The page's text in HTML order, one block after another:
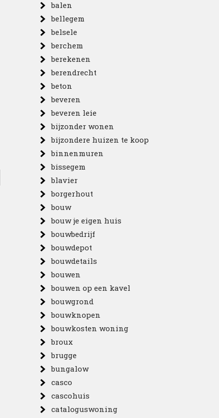
balen
bellegem
belsele
berchem
berekenen
berendrecht
beton
beveren
beveren leie
bijzonder wonen
bijzondere huizen te koop
binnenmuren
bissegem
blavier
borgerhout
bouw
bouw je eigen huis
bouwbedrijf
bouwdepot
bouwdetails
bouwen
bouwen op een kavel
bouwgrond
bouwknopen
bouwkosten woning
broux
brugge
bungalow
casco
cascohuis
cataloguswoning